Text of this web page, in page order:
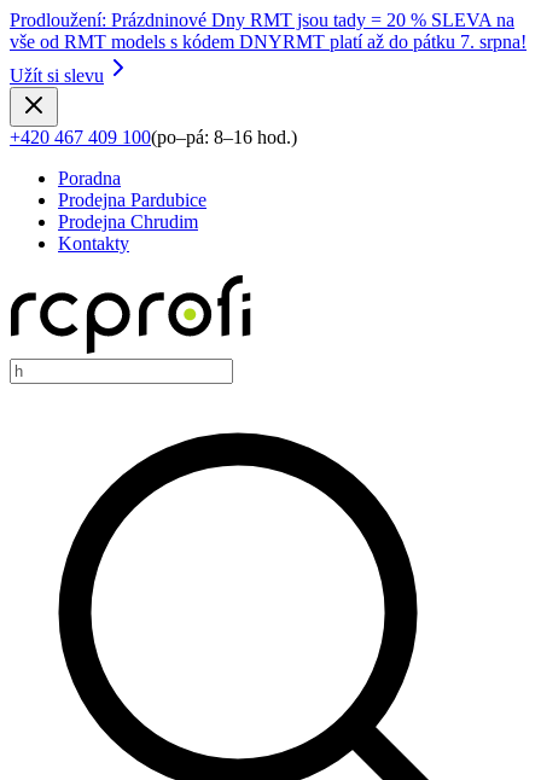
Prodloužení: Prázdninové Dny RMT jsou tady = 20 % SLEVA na
vše od RMT models s kódem DNYRMT platí až do pátku 7. srpna!
Užít si slevu
+420 467 409 100(po–pá: 8–16 hod.)
Poradna
Prodejna Pardubice
Prodejna Chrudim
Kontakty